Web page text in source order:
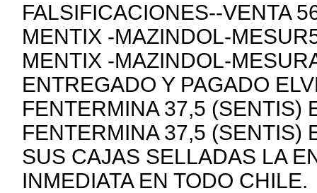
FALSIFICACIONES--VENTA
MENTIX -MAZINDOL-
MENTIX -MAZINDOL-
ENTREGADO Y PAGADO
FENTERMINA 37,5 (SENTIS)
FENTERMINA 37,5 (SENTIS)
SUS CAJAS SELLADAS LA
INMEDIATA EN TODO CHILE.